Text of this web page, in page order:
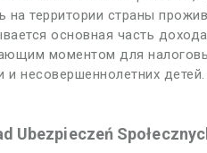
территории страны
основная часть
моментом для
и несовершеннолетних
Ubezpieczeń